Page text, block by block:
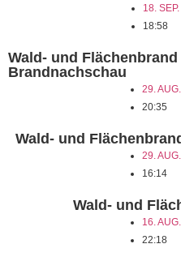
18.
18:58
Wald- und Flächenbrand |
Brandnachschau
29.
20:35
Wald- und
29.
16:14
Wald- und
16.
22:18